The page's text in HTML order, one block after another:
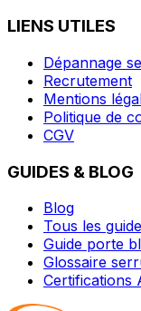
LIENS UTILES
Dépannage
Recrutement
Mentions
Politique de
CGV
GUIDES & BLOG
Blog
Tous les
Guide porte
Glossaire
Certifications